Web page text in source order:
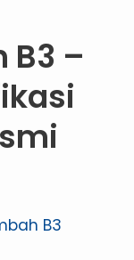
B3 –
B3